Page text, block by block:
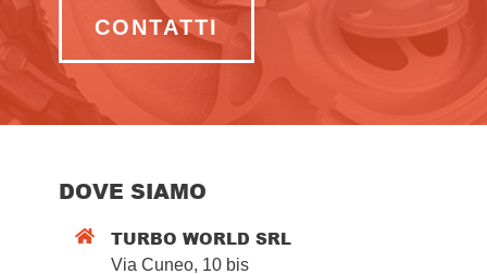
CONTATTI
DOVE SIAMO
 TURBO WORLD SRL
Via Cuneo, 10 bis